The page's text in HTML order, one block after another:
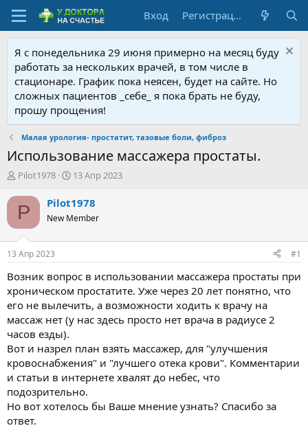
Вход Регистрация
Я с понедельника 29 июня примерно на месяц буду
работать за нескольких врачей, в том числе в
стационаре. График пока неясен, будет на сайте. Но
сложных пациентов _себе_ я пока брать не буду,
прошу прощения!
Малая урология- простатит, тазовые боли, фиброз
Использование массажера простаты.
А
т
о
т
е
м
ы
Pilot1978
Д
т
н
а
л
13 Апр 2023
P Pilot1978
New Member
13 Апр 2023 #1
Возник вопрос в использовании массажера простаты при
хроническом простатите. Уже через 20 лет понятно, что
его не вылечить, а возможности ходить к врачу на
массаж нет (у нас здесь просто нет врача в радиусе 2
часов езды).
Вот и назрел план взять массажер, для "улучшения
кровоснабжения" и "лучшего отека крови". Комментарии
и статьи в интернете хвалят до небес, что
подозрительно.
Но вот хотелось бы Ваше мнение узнать? Спасибо за
ответ.